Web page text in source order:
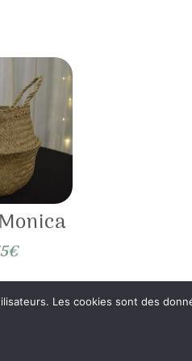
€
Les cookies sont des